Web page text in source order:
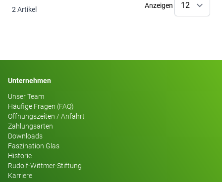
2 Artikel Anzeigen
Unternehmen
Unser Team
Häufige Fragen (FAQ)
Öffnungszeiten / Anfahrt
Zahlungsarten
Downloads
Faszination Glas
Historie
Rudolf-Wittmer-Stiftung
Karriere